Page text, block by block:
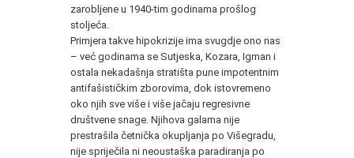
zarobljene u 1940-tim godinama prošlog
stoljeća.
Primjera takve hipokrizije ima svugdje ono nas
– već godinama se Sutjeska, Kozara, Igman i
ostala nekadašnja stratišta pune impotentnim
antifašističkim zborovima, dok istovremeno
oko njih sve više i više jačaju regresivne
društvene snage. Njihova galama nije
prestrašila četnička okupljanja po Višegradu,
nije spriječila ni neoustaška paradiranja po